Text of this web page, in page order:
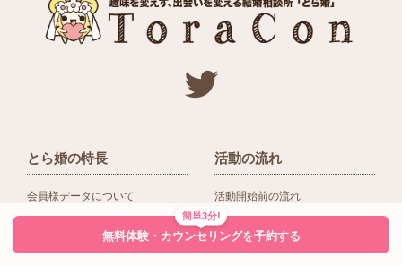
とら婚の特長
会員様データについて
活動の流れ
活動開始前の流れ
入会後の活動の流れ
簡単3分!
無料体験・カウンセリングを予約する